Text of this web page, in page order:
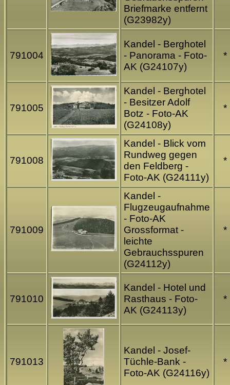
Briefmarke entfernt
(G23982y)
791004
Kandel - Berghotel
- Panorama - Foto-
AK (G24107y)
*
791005
Kandel - Berghotel
- Besitzer Adolf
Botz - Foto-AK
(G24108y)
*
791008
Kandel - Blick vom
Rundweg gegen
den Feldberg -
Foto-AK (G24111y)
*
791009
Kandel -
Flugzeugaufnahme
- Foto-AK
Grossformat -
leichte
Gebrauchsspuren
(G24112y)
*
791010
Kandel - Hotel und
Rasthaus - Foto-
AK (G24113y)
*
791013
Kandel - Josef-
Tüchle-Bank -
Foto-AK (G24116y)
*